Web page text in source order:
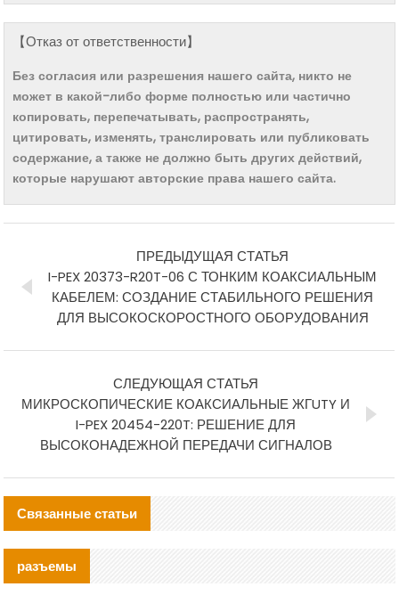
【Отказ от ответственности】
Без согласия или разрешения нашего сайта, никто не
может в какой-либо форме полностью или частично
копировать, перепечатывать, распространять,
цитировать, изменять, транслировать или публиковать
содержание, а также не должно быть других действий,
которые нарушают авторские права нашего сайта.
ПРЕДЫДУЩАЯ СТАТЬЯ
I-PEX 20373-R20T-06 С ТОНКИМ КОАКСИАЛЬНЫМ
КАБЕЛЕМ: СОЗДАНИЕ СТАБИЛЬНОГО РЕШЕНИЯ
ДЛЯ ВЫСОКОСКОРОСТНОГО ОБОРУДОВАНИЯ
СЛЕДУЮЩАЯ СТАТЬЯ
МИКРОСКОПИЧЕСКИЕ КОАКСИАЛЬНЫЕ ЖГUTY И
I-PEX 20454-220T: РЕШЕНИЕ ДЛЯ
ВЫСОКОНАДЕЖНОЙ ПЕРЕДАЧИ СИГНАЛОВ
Связанные статьи
разъемы